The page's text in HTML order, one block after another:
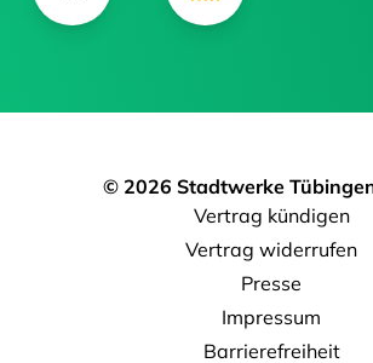
© 2026 Stadtwerke
Vertrag kündigen
Vertrag widerrufen
Presse
Impressum
Barrierefreiheit